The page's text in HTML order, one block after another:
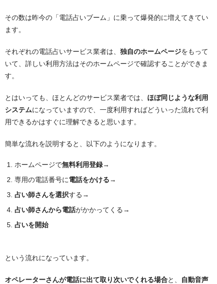
その数は昨今の「電話占いブーム」に乗って爆発的に増えてきてい
ます。
それぞれの電話占いサービス業者は、 独自のホームページをもって
いて、詳しい利用方法はそのホームページで確認することができま
す。
とはいっても、ほとんどのサービス業者では、 ほぼ同じような利用
システムになっていますので、一度利用すればどういった流れで利
用できるかはすぐに理解できると思います。
簡単な流れを説明すると、以下のようになります。
ホームページで無料利用登録→
専用の電話番号に電話をかける→
占い師さんを選択する→
占い師さんから電話がかかってくる→
占いを開始
という流れになっています。
オペレーターさんが電話に出て取り次いでくれる場合と、
自動音声